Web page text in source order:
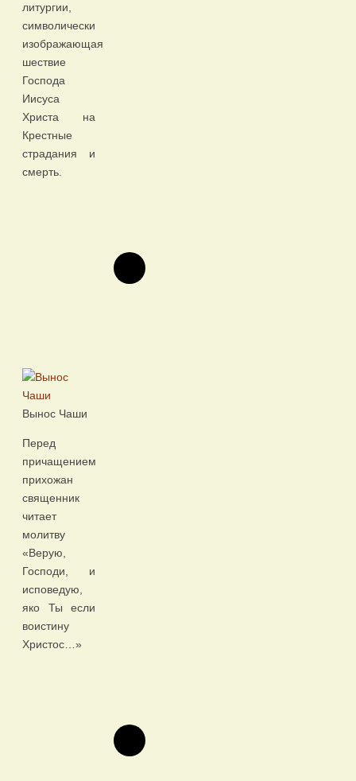
литургии,
символически
изображающая
шествие
Господа
Иисуса
Христа на
Крестные
страдания и
смерть.
Вынос Чаши
Перед
причащением
прихожан
священник
читает
молитву
«Верую,
Господи, и
исповедую,
яко Ты если
воистину
Христос…»